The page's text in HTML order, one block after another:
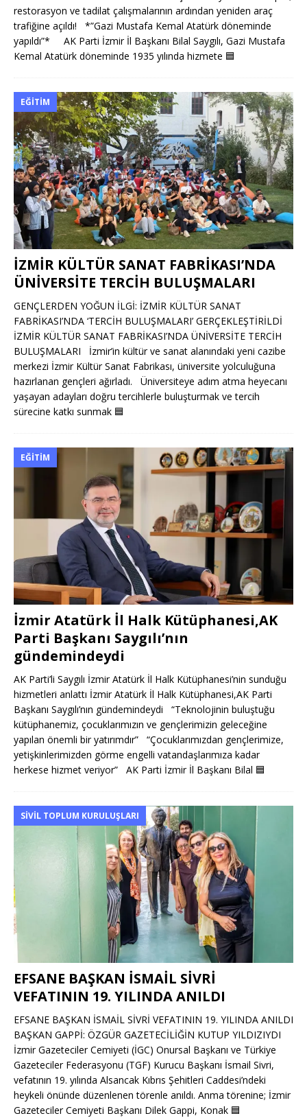
restorasyon ve tadilat çalışmalarının ardından yeniden araç
trafiğine açıldı! *”Gazi Mustafa Kemal Atatürk döneminde
yapıldı”* AK Parti İzmir İl Başkanı Bilal Saygılı, Gazi Mustafa
Kemal Atatürk döneminde 1935 yılında hizmete 🟦
EĞITIM
İZMİR KÜLTÜR SANAT FABRİKASI’NDA
ÜNİVERSİTE TERCİH BULUŞMALARI
GENÇLERDEN YOĞUN İLGİ: İZMİR KÜLTÜR SANAT
FABRİKASI’NDA ‘TERCİH BULUŞMALARI’ GERÇEKLEŞTİRİLDİ
İZMİR KÜLTÜR SANAT FABRİKASI’NDA ÜNİVERSİTE TERCİH
BULUŞMALARI İzmir’in kültür ve sanat alanındaki yeni cazibe
merkezi İzmir Kültür Sanat Fabrikası, üniversite yolculuğuna
hazırlanan gençleri ağırladı. Üniversiteye adım atma heyecanı
yaşayan adayları doğru tercihlerle buluşturmak ve tercih
sürecine katkı sunmak 🟦
EĞITIM
İzmir Atatürk İl Halk Kütüphanesi,AK
Parti Başkanı Saygılı’nın
gündemindeydi
AK Parti’li Saygılı İzmir Atatürk İl Halk Kütüphanesi’nin sunduğu
hizmetleri anlattı İzmir Atatürk İl Halk Kütüphanesi,AK Parti
Başkanı Saygılı’nın gündemindeydi “Teknolojinin buluştuğu
kütüphanemiz, çocuklarımızın ve gençlerimizin geleceğine
yapılan önemli bir yatırımdır” “Çocuklarımızdan gençlerimize,
yetişkinlerimizden görme engelli vatandaşlarımıza kadar
herkese hizmet veriyor” AK Parti İzmir İl Başkanı Bilal 🟦
SIVIL TOPLUM KURULUŞLARI
EFSANE BAŞKAN İSMAİL SİVRİ
VEFATININ 19. YILINDA ANILDI
EFSANE BAŞKAN İSMAİL SİVRİ VEFATININ 19. YILINDA ANILDI
BAŞKAN GAPPİ: ÖZGÜR GAZETECİLİĞİN KUTUP YILDIZIYDI
İzmir Gazeteciler Cemiyeti (İGC) Onursal Başkanı ve Türkiye
Gazeteciler Federasyonu (TGF) Kurucu Başkanı İsmail Sivri,
vefatının 19. yılında Alsancak Kıbrıs Şehitleri Caddesi’ndeki
heykeli önünde düzenlenen törenle anıldı. Anma törenine; İzmir
Gazeteciler Cemiyeti Başkanı Dilek Gappi, Konak 🟦